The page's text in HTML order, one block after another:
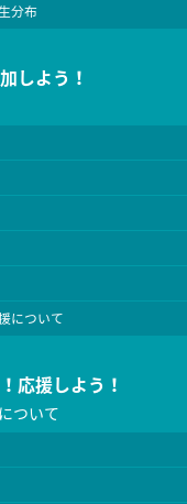
分布
しよう！
について
応援しよう！
ついて